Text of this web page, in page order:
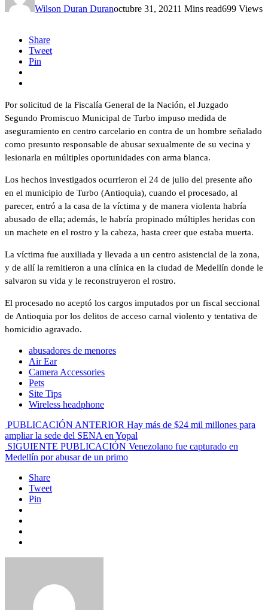
Wilson Duran Duranoctubre 31, 20211 Mins read699 Views
Share
Tweet
Pin
Por solicitud de la Fiscalía General de la Nación, el Juzgado
Segundo Promiscuo Municipal de Turbo impuso medida de
aseguramiento en centro carcelario en contra de un hombre señalado
como presunto responsable de abusar sexualmente de su vecina y
lesionarla en múltiples oportunidades con arma blanca.
Los hechos investigados ocurrieron el 24 de julio del presente año
en el municipio de Turbo (Antioquia), cuando el procesado, al
parecer, entró a la casa de la víctima y de manera violenta habría
abusado de ella; además, le habría propinado múltiples heridas con
un machete en el rostro y la cabeza, hasta creer que estaba muerta.
La víctima fue auxiliada y llevada a un centro asistencial de la zona,
y de allí la remitieron a una clínica en la ciudad de Medellín donde le
salvaron su vida y le reconstruyeron el rostro.
El procesado no aceptó los cargos imputados por un fiscal seccional
de Antioquia por los delitos de acceso carnal violento y tentativa de
homicidio agravado.
abusadores de menores
Air Ear
Camera Accessories
Pets
Site Tips
Wireless headphone
PUBLICACIÓN ANTERIOR Hay más de $24 mil millones para
ampliar la sede del SENA en Yopal
SIGUIENTE PUBLICACIÓN Venezolano fue capturado en
Medellín por abusar de un primo
Share
Tweet
Pin